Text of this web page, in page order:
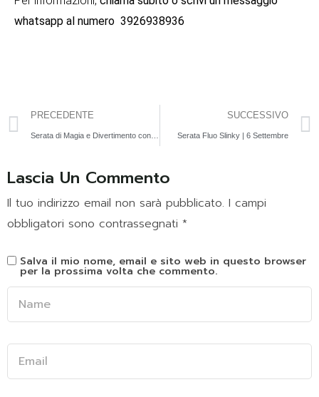
whatsapp al numero 3926938936
PRECEDENTE SUCCESSIVO
Serata Fluo Slinky | 6 Settembre
Lascia Un Commento
Il tuo indirizzo email non sarà pubblicato. I campi
obbligatori sono contrassegnati *
Salva il mio nome, email e sito web in questo browser
per la prossima volta che commento.